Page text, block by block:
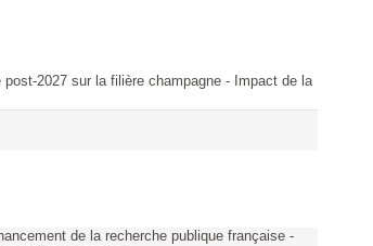
2027 sur la filière champagne - Impact de la
de la recherche publique française -